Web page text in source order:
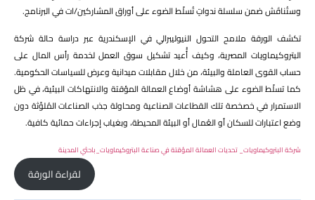
وستُناقَش ضمن سلسلة ندواتٍ تُسلّط الضوء على أوراق المشاركين/ات في البرنامج.
تكشف الورقة ملامح التحول النيوليبرالي في الإسكندرية عبر دراسة حالة شركة
البتروكيماويات المصرية، وكيف أُُعيد تشكيل سوق العمل لخدمة رأس المال على
حساب القوى العاملة والبيئة، من خلال مقابلات ميدانية وعرض للسياسات الحكومية.
كما تسلّط الضوء على هشاشة أوضاع العمالة المؤقتة والانتهاكات البيئية، في ظل
الاستمرار في خصخصة تلك القطاعات الصناعية ومحاولة جذب الصناعات المُلوِّثة دون
وضع اعتبارات للسكان أو العُمال أو البيئة المحيطة، وبغياب إجراءات حمائية كافية.
شركة البتروكيماويات_ تحديات العمالة المؤقتة في صناعة البتروكيماويات_باحثي المدينة
لقراءة الورقة